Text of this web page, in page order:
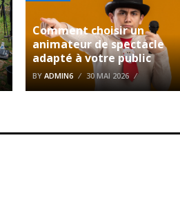
Comment choisir un
animateur de spectacle
adapté à votre public
BYADMIN6 30 MAI 2026